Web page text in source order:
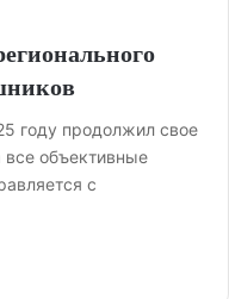
году продолжил свое
все объективные
с